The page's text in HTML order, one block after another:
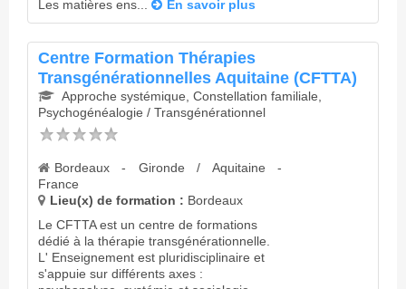
Les matières ens... En savoir plus
Centre Formation Thérapies
Transgénérationnelles Aquitaine (CFTTA)
Approche systémique, Constellation familiale,
Psychogénéalogie / Transgénérationnel
Bordeaux - Gironde / Aquitaine -
France
Lieu(x) de formation : Bordeaux
Le CFTTA est un centre de formations
dédié à la thérapie transgénérationnelle.
L' Enseignement est pluridisciplinaire et
s'appuie sur différents axes :